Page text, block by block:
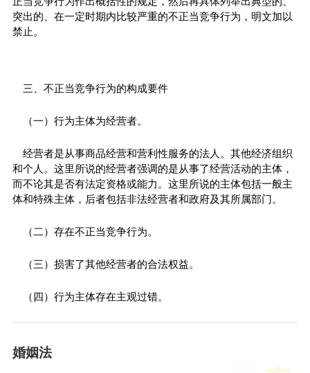
突出的、在一定时期内比较严重的不正当竞争行为，明文加以
禁止。
三、不正当竞争行为的构成要件
（一）行为主体为经营者。
经营者是从事商品经营和营利性服务的法人。其他经济组织
和个人。这里所说的经营者强调的是从事了经营活动的主体，
而不论其是否有法定资格或能力。这里所说的主体包括一般主
体和特殊主体，后者包括非法经营者和政府及其所属部门。
（二）存在不正当竞争行为。
（三）损害了其他经营者的合法权益。
（四）行为主体存在主观过错。
婚姻法